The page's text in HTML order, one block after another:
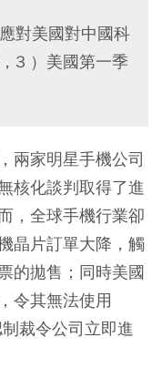
對美國對中國科
3 ）美國第一季
兩家明星手機公司
核化談判取得了進
，全球手機行業卻
晶片訂單大降，觸
的拋售；同時美國
令其無法使用
裁令公司立即進